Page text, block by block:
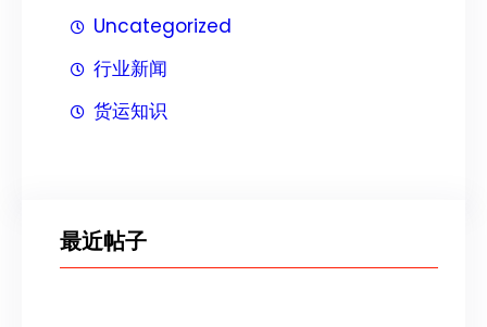
Uncategorized
行业新闻
货运知识
最近帖子